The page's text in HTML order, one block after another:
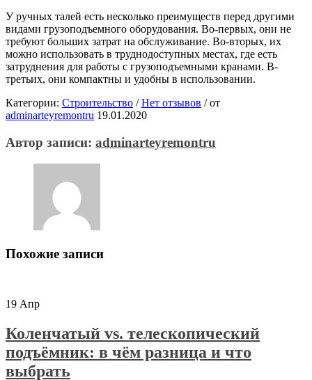
У ручных талей есть несколько преимуществ перед другими
видами грузоподъемного оборудования. Во-первых, они не
требуют больших затрат на обслуживание. Во-вторых, их
можно использовать в труднодоступных местах, где есть
затруднения для работы с грузоподъемными кранами. В-
третьих, они компактны и удобны в использовании.
Категории: Строительство / Нет отзывов /от
adminarteyremontru 19.01.2020
Автор записи: adminarteyremontru
Похожие записи
19 Апр
Коленчатый vs. телескопический
подъёмник: в чём разница и что
выбрать